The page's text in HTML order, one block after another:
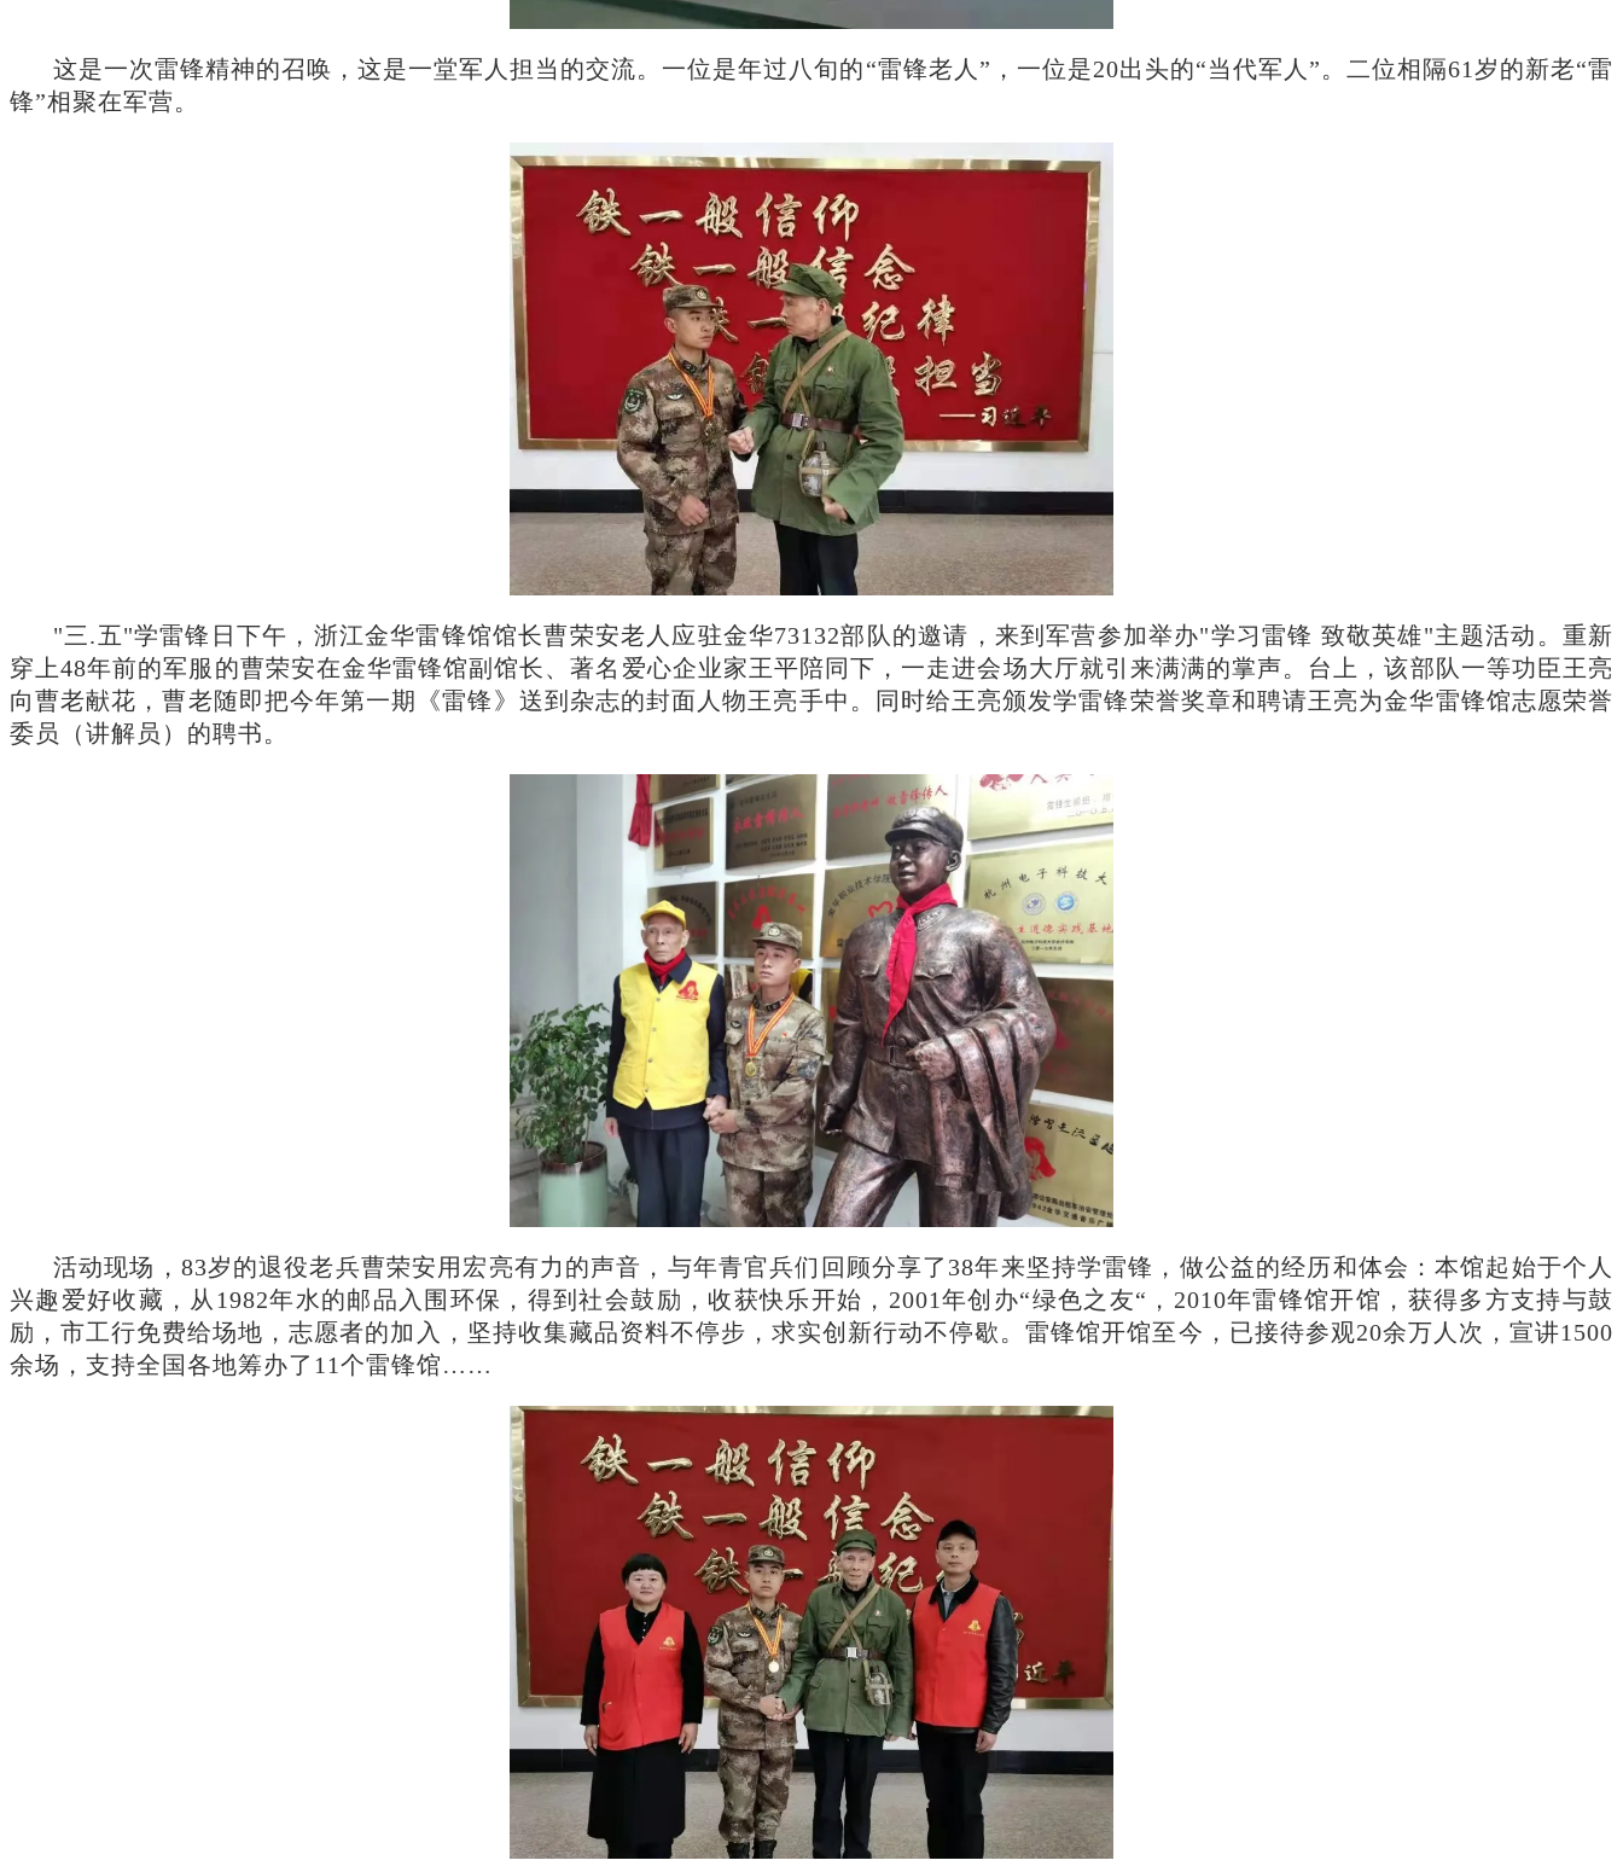
这是一次雷锋精神的召唤，这是一堂军人担当的交流。一位是年过八旬的“雷锋老人”，一位是20出头的“当代军人”。二位相隔61岁的新老“雷
锋”相聚在军营。
"三.五"学雷锋日下午，浙江金华雷锋馆馆长曹荣安老人应驻金华73132部队的邀请，来到军营参加举办"学习雷锋 致敬英雄"主题活动。重新
穿上48年前的军服的曹荣安在金华雷锋馆副馆长、著名爱心企业家王平陪同下，一走进会场大厅就引来满满的掌声。台上，该部队一等功臣王亮
向曹老献花，曹老随即把今年第一期《雷锋》送到杂志的封面人物王亮手中。同时给王亮颁发学雷锋荣誉奖章和聘请王亮为金华雷锋馆志愿荣誉
委员（讲解员）的聘书。
活动现场，83岁的退役老兵曹荣安用宏亮有力的声音，与年青官兵们回顾分享了38年来坚持学雷锋，做公益的经历和体会：本馆起始于个人
兴趣爱好收藏，从1982年水的邮品入围环保，得到社会鼓励，收获快乐开始，2001年创办“绿色之友“，2010年雷锋馆开馆，获得多方支持与鼓
励，市工行免费给场地，志愿者的加入，坚持收集藏品资料不停步，求实创新行动不停歇。雷锋馆开馆至今，已接待参观20余万人次，宣讲1500
余场，支持全国各地筹办了11个雷锋馆……